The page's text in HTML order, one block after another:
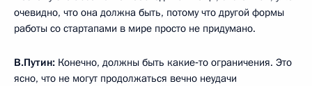
очевидно, что она должна быть, потому что другой формы
работы со стартапами в мире просто не придумано.
В.Путин: Конечно, должны быть какие‑то ограничения. Это
ясно, что не могут продолжаться вечно неудачи